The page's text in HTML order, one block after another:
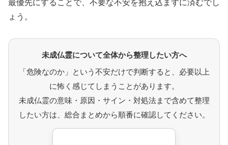
最優先にすることで、不要な不安を抱え込まずに済むでし
ょう。
未成仏霊について全体から整理したい方へ
「危険なのか」という不安だけで判断すると、必要以上
に怖く感じてしまうことがあります。
未成仏霊の意味・原因・サイン・対処法まで含めて整理
したい方は、総合まとめから順番に確認してください。